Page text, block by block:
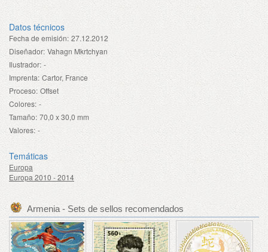
Datos técnicos
Fecha de emisión: 27.12.2012
Diseñador: Vahagn Mkrtchyan
Ilustrador: -
Imprenta: Cartor, France
Proceso: Offset
Colores: -
Tamaño: 70,0 x 30,0 mm
Valores: -
Temáticas
Europa
Europa 2010 - 2014
Armenia - Sets de sellos recomendados